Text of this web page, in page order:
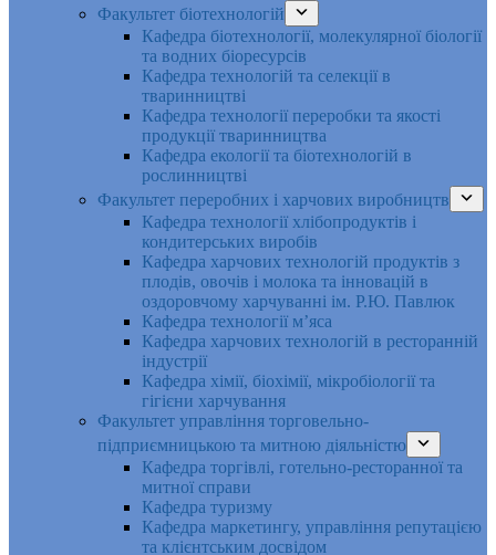
Факультет біотехнологій
Кафедра біотехнології, молекулярної біології
та водних біоресурсів
Кафедра технологій та селекції в
тваринництві
Кафедра технології переробки та якості
продукції тваринництва
Кафедра екології та біотехнологій в
рослинництві
Факультет переробних і харчових виробництв
Кафедра технології хлібопродуктів і
кондитерських виробів
Кафедра харчових технологій продуктів з
плодів, овочів і молока та інновацій в
оздоровчому харчуванні ім. Р.Ю. Павлюк
Кафедра технології м’яса
Кафедра харчових технологій в ресторанній
індустрії
Кафедра хімії, біохімії, мікробіології та
гігієни харчування
Факультет управління торговельно-
підприємницькою та митною діяльністю
Кафедра торгівлі, готельно-ресторанної та
митної справи
Кафедра туризму
Кафедра маркетингу, управління репутацією
та клієнтським досвідом